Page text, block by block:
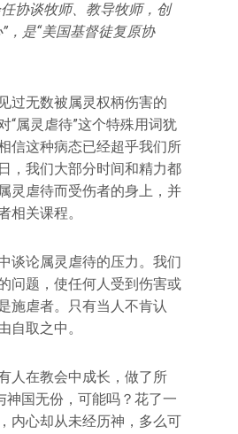
协谈牧师、教导牧师，创
，是“美国基督徒复原协
过无数被属灵权柄伤害的
“属灵虐待”这个特殊用词犹
信这种病态已经超乎我们所
，我们大部分时间和精力都
灵虐待而受伤者的身上，并
相关课程。
谈论属灵虐待的压力。我们
问题，使任何人受到伤害或
施虐者。只有当人不肯认
自取之中。
人在教会中成长，做了所
神国无份，可能吗？花了一
内心却从未经历神，多么可